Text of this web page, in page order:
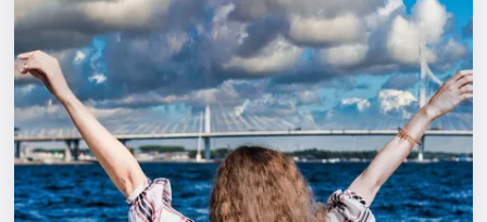
Квесты
Экскурсии
Спорт
События